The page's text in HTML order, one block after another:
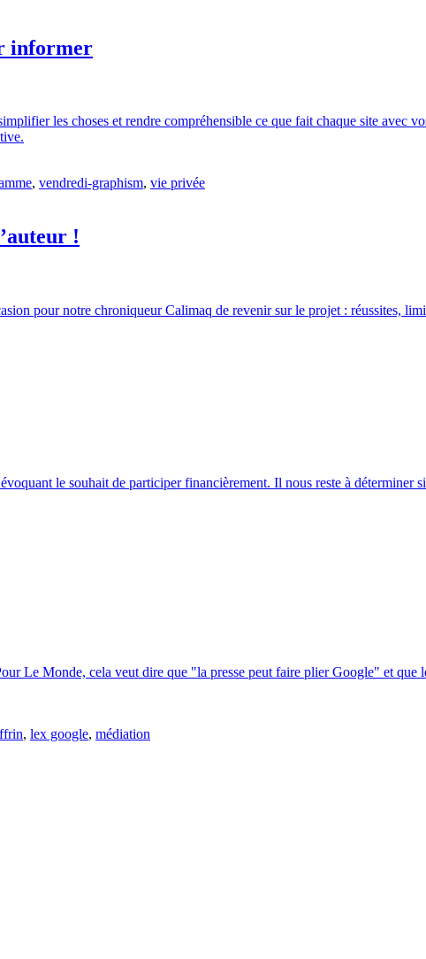
informer
les choses et rendre compréhensible ce que fait chaque site avec
, vendredi-graphism, vie privée
!
pour notre chroniqueur Calimaq de revenir sur le projet : réussites,
le souhait de participer financièrement. Il nous reste à déterminer
Le Monde, cela veut dire que "la presse peut faire plier Google" et
, lex google, médiation